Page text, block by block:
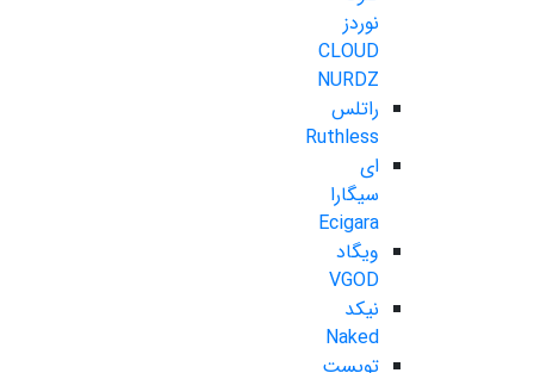
نوردز
CLOUD
NURDZ
راتلس
Ruthless
ای
سیگارا
Ecigara
ویگاد
VGOD
نیکد
Naked
تویست